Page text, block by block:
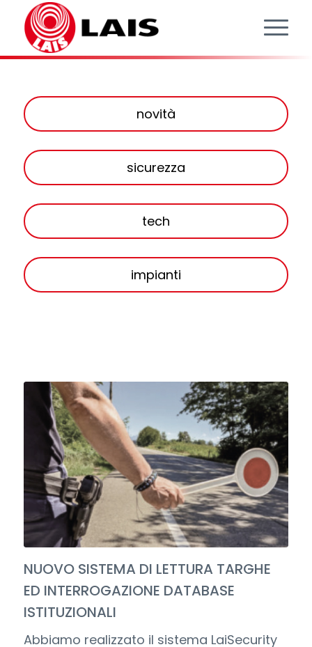
novità
sicurezza
tech
impianti
NUOVO SISTEMA DI LETTURA TARGHE
ED INTERROGAZIONE DATABASE
ISTITUZIONALI
Abbiamo realizzato il sistema LaiSecurity